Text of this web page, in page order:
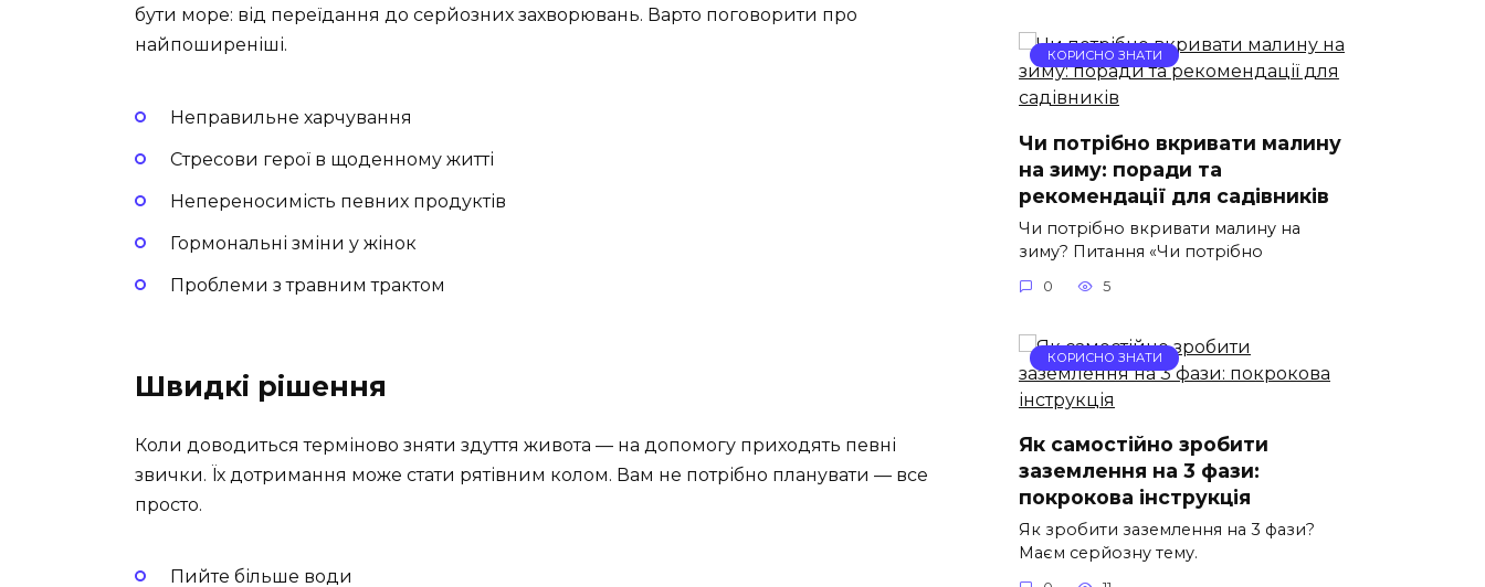
бути море: від переїдання до серйозних захворювань. Варто поговорити про
найпоширеніші.
Неправильне харчування
Стресови герої в щоденному житті
Непереносимість певних продуктів
Гормональні зміни у жінок
Проблеми з травним трактом
Швидкі рішення
Коли доводиться терміново зняти здуття живота — на допомогу приходять певні
звички. Їх дотримання може стати рятівним колом. Вам не потрібно планувати — все
просто.
Пийте більше води
КОРИСНО ЗНАТИ
Чи потрібно вкривати малину
на зиму: поради та
рекомендації для садівників
Чи потрібно вкривати малину на
зиму? Питання «Чи потрібно
0 5
КОРИСНО ЗНАТИ
Як самостійно зробити
заземлення на 3 фази:
покрокова інструкція
Як зробити заземлення на 3 фази?
Маєм серйозну тему.